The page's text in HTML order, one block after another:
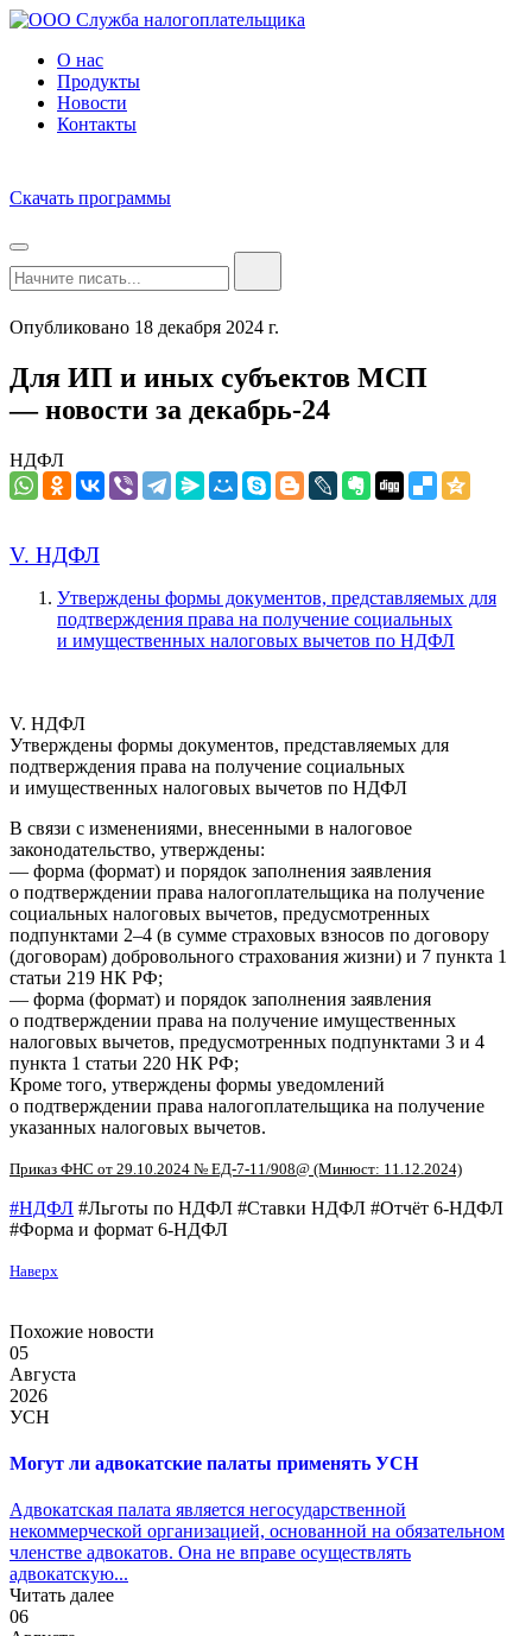
О нас
Продукты
Новости
Контакты
Скачать программы
Опубликовано 18 декабря 2024 г.
Для ИП и иных субъектов МСП
— новости за декабрь-24
НДФЛ
V. НДФЛ
Утверждены формы документов, представляемых для
подтверждения права на получение социальных
и имущественных налоговых вычетов по НДФЛ
V. НДФЛ
Утверждены формы документов, представляемых для
подтверждения права на получение социальных
и имущественных налоговых вычетов по НДФЛ
В связи с изменениями, внесенными в налоговое
законодательство, утверждены:
— форма (формат) и порядок заполнения заявления
о подтверждении права налогоплательщика на получение
социальных налоговых вычетов, предусмотренных
подпунктами 2–4 (в сумме страховых взносов по договору
(договорам) добровольного страхования жизни) и 7 пункта 1
статьи 219 НК РФ;
— форма (формат) и порядок заполнения заявления
о подтверждении права на получение имущественных
налоговых вычетов, предусмотренных подпунктами 3 и 4
пункта 1 статьи 220 НК РФ;
Кроме того, утверждены формы уведомлений
о подтверждении права налогоплательщика на получение
указанных налоговых вычетов.
Приказ ФНС от 29.10.2024 № ЕД-7-11/908@ (Минюст: 11.12.2024)
#НДФЛ #Льготы по НДФЛ #Ставки НДФЛ #Отчёт 6-НДФЛ
#Форма и формат 6-НДФЛ
Наверх
Похожие новости
05
Августа
2026
УСН
Могут ли адвокатские палаты применять УСН
Адвокатская палата является негосударственной
некоммерческой организацией, основанной на обязательном
членстве адвокатов. Она не вправе осуществлять
адвокатскую...
Читать далее
06